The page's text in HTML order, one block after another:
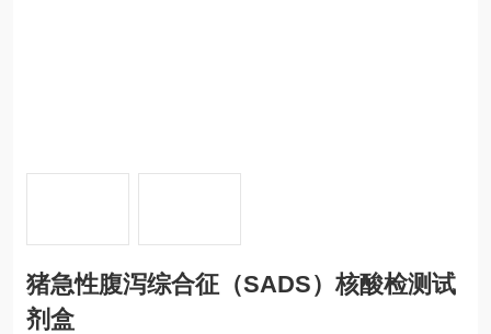
猪急性腹泻综合征（SADS）核酸检测试
剂盒